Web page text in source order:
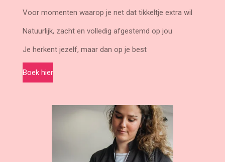
Voor momenten waarop je net dat tikkeltje extra wil
Natuurlijk, zacht en volledig afgestemd op jou
Je herkent jezelf, maar dan op je best
Boek hier